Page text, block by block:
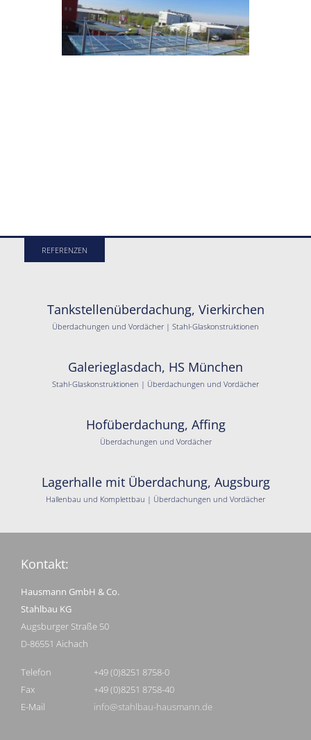
REFERENZEN
Tankstellenüberdachung, Vierkirchen
Überdachungen und Vordächer | Stahl-Glaskonstruktionen
Galerieglasdach, HS München
Stahl-Glaskonstruktionen | Überdachungen und Vordächer
Hofüberdachung, Affing
Überdachungen und Vordächer
Lagerhalle mit Überdachung, Augsburg
Hallenbau und Komplettbau | Überdachungen und Vordächer
Kontakt:
Hausmann GmbH & Co.
Stahlbau KG
Augsburger Straße 50
D-86551 Aichach
Telefon
Fax
E-Mail
+49 (0)8251 8758-0
+49 (0)8251 8758-40
info@stahlbau-hausmann.de